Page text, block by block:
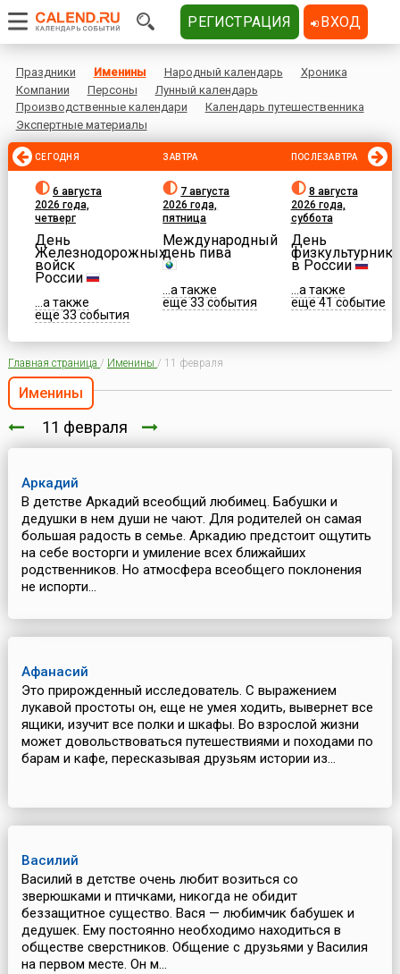
Праздники Именины Народный календарь
Хроника
Компании
Персоны
Лунный календарь
Производственные календари
Календарь путешественника
Экспертные материалы
СЕГОДНЯ
6 августа
2026 года,
четверг
День
Железнодорожных
войск
России
...а также
еще 33 события
ЗАВТРА
7 августа
2026 года,
пятница
Международный
день пива
...а также
еще 33 события
ПОСЛЕЗАВТРА
8 августа
2026 года,
суббота
День
физкультурника
в России
...а также
еще 41 событие
Главная страница / Именины / 11 февраля
Именины
11 февраля
Аркадий
В детстве Аркадий всеобщий любимец. Бабушки и
дедушки в нем души не чают. Для родителей он самая
большая радость в семье. Аркадию предстоит ощутить
на себе восторги и умиление всех ближайших
родственников. Но атмосфера всеобщего поклонения
не испорти...
Афанасий
Это прирожденный исследователь. С выражением
лукавой простоты он, еще не умея ходить, вывернет все
ящики, изучит все полки и шкафы. Во взрослой жизни
может довольствоваться путешествиями и походами по
барам и кафе, пересказывая друзьям истории из...
Василий
Василий в детстве очень любит возиться со
зверюшками и птичками, никогда не обидит
беззащитное существо. Вася — любимчик бабушек и
дедушек. Ему постоянно необходимо находиться в
обществе сверстников. Общение с друзьями у Василия
на первом месте. Он м...
РЕГИСТРАЦИЯ ВХОД